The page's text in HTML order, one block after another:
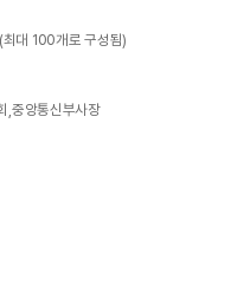
대 100개로 구성됨)
,중앙통신부사장